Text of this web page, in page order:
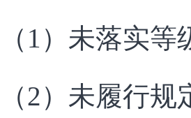
（1）未落实
（2）未履行